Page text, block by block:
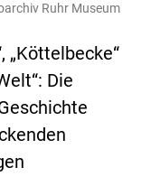
Ruhr Museum
„Köttelbecke“
Die